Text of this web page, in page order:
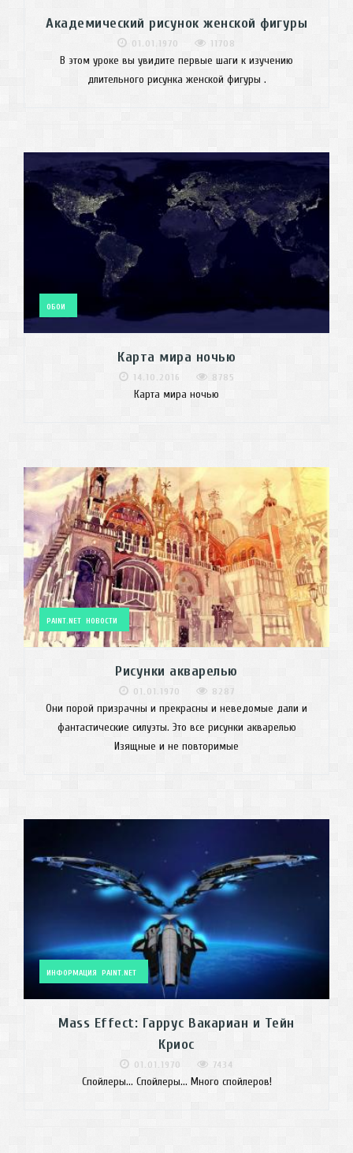
Академический рисунок женской фигуры
01.01.1970 11708
В этом уроке вы увидите первые шаги к изучению
длительного рисунка женской фигуры .
ОБОИ
Карта мира ночью
14.10.2016 8785
Карта мира ночью
PAINT.NET НОВОСТИ
Рисунки акварелью
01.01.1970 8287
Они порой призрачны и прекрасны и неведомые дали и
фантастические силуэты. Это все рисунки акварелью
Изящные и не повторимые
ИНФОРМАЦИЯ PAINT.NET
Mass Effect: Гаррус Вакариан и Тейн
Криос
01.01.1970 7434
Спойлеры... Спойлеры... Много спойлеров!